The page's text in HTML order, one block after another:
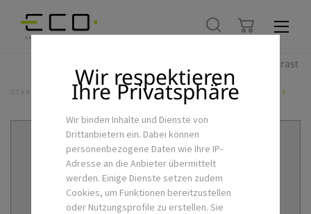
Hoher Kontrast
STARTSEITE LED-INNENLEUCHTEN EINBAULEUCHTEN ACIA-7-S
Wir respektieren
Ihre Privatsphäre
Wir binden Inhalte und Dienste von
Drittanbietern ein. Dabei können
personenbezogene Daten wie Ihre IP-
Adresse an die Anbieter übermittelt
werden. Einige Dienste setzen zudem
Cookies, um Funktionen bereitzustellen
oder Nutzungsprofile zu erstellen. Sie